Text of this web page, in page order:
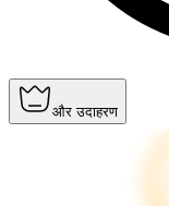
और उदाहरण